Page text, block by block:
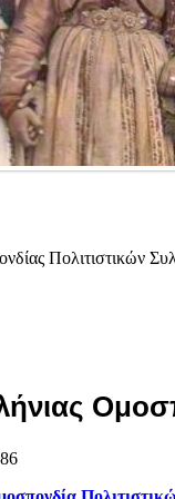
Πολιτιστικών